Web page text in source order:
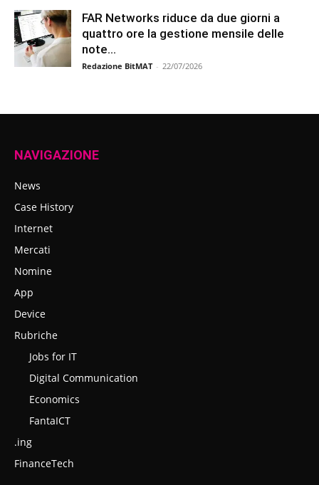
FAR Networks riduce da due giorni a
quattro ore la gestione mensile delle
note...
Redazione BitMAT - 22/07/2026
NAVIGAZIONE
News
Case History
Internet
Mercati
Nomine
App
Device
Rubriche
Jobs for IT
Digital Communication
Economics
FantaICT
.ing
FinanceTech